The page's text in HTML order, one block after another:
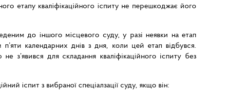
етапу кваліфікаційного іспиту не перешкоджає його
до іншого місцевого суду, у разі неявки на етап
п’яти календарних днів з дня, коли цей етап відбувся.
для складання кваліфікаційного іспиту без
іспит з вибраної спеціалзації суду, якщо він: